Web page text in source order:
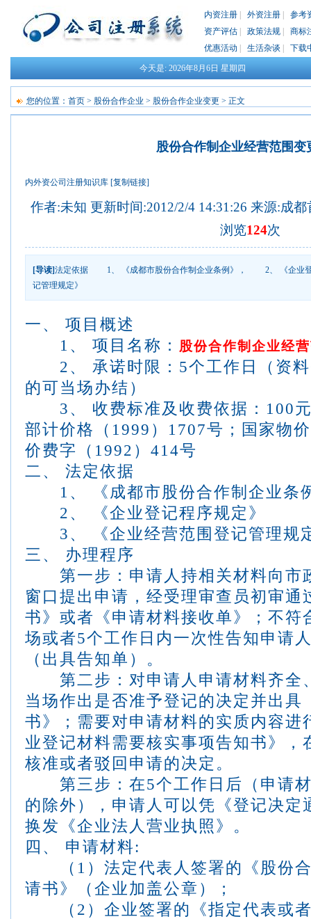
内资注册 外资注册
参考
资产评估
政策法规
商标
优惠活动
生活杂谈 下载
今天是: 2026年8月6日 星期四
您的位置： 首页 > 股份合作企业 > 股份合作企业变更 > 正文
股份合作制企业经营范围变
内外资公司注册知识库 [复制链接]
作者:未知 更新时间:2012/2/4 14:31:26 来源:成都
浏览124次
[导读]法定依据 1、 《成都市股份合作制企业条例》， 2、 《企业
记管理规定》
一、 项目概述
1 、 项目名称： 股份合作制企业经
2 、 承诺时限： 5个工作日（资
的可当场办结）
3 、 收费标准及收费依据： 100
部计价格（ 1999 ） 1707号；国家物
价费字（ 1992 ） 414号
二、 法定依据
1 、 《成都市股份合作制企业条
2 、 《企业登记程序规定》
3 、 《企业经营范围登记管理规
三、 办理程序
第一步：申请人持相关材料向市
窗口提出申请，经受理审查员初审通
书》或者《申请材料接收单》；不符
场或者5个工作日内一次性告知申请
（出具告知单）。
第二步：对申请人申请材料齐全
当场作出是否准予登记的决定并出具
书》；需要对申请材料的实质内容进
业登记材料需要核实事项告知书》，
核准或者驳回申请的决定。
第三步：在5个工作日后（申请
的除外），申请人可以凭《登记决定
换发《企业法人营业执照》。
四、 申请材料:
（ 1 ）法定代表人签署的《股份
请书》（企业加盖公章）；
（ 2 ）企业签署的《指定代表或